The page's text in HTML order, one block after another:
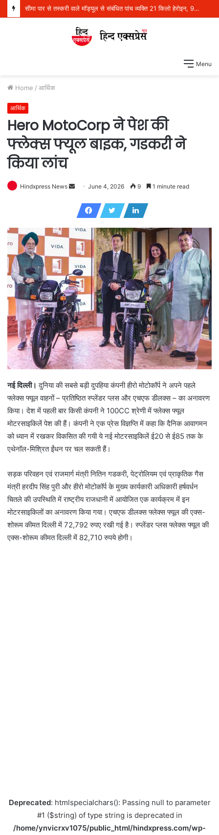
सीमा पार से तस्करी वाले मॉड्यूल से संबंधित पांच व्यक्ति 21 किलो हेरोइन, 970 ग्राम आईसीई और एक पिस्तौल सहित गिरफ्तार
Menu
Home / आर्थिक
आर्थिक
Hero MotoCorp ने पेश की
फ्लेक्स फ्यूल बाइक, गडकरी ने
किया लांच
Hindxpress News
a
n
e
m
a
i
l
June 4, 2026 9 1 minute read
नई दिल्ली। दुनिया की सबसे बड़ी दुपहिया कंपनी हीरो मोटोकॉर्प ने अपने पहले
फ्लेक्स फ्यूल वाहनों – प्रतिष्ठित स्प्लेंडर प्लस और एचएफ डीलक्स – का अनावरण
किया। देश में पहली बार किसी कंपनी ने 100CC श्रेणी में फ्लेक्स फ्यूल
मोटरसाइकिलें पेश की हैं। कंपनी ने एक प्रेस विज्ञप्ति में कहा कि दैनिक आवागमन
को ध्यान में रखकर विकसित की गयी ये नई मोटरसाइकिलें ई20 से ई85 तक के
एथेनॉल-मिश्रित ईंधन पर चल सकती हैं।
सड़क परिवहन एवं राजमार्ग मंत्री नितिन गडकरी, पेट्रोलियम एवं प्राकृतिक गैस
मंत्री हरदीप सिंह पुरी और हीरो मोटोकॉर्प के मुख्य कार्यकारी अधिकारी हर्षवर्धन
चितले की उपस्थिति में राष्ट्रीय राजधानी में आयोजित एक कार्यक्रम में इन
मोटरसाइकिलों का अनावरण किया गया। एचएफ डीलक्स फ्लेक्स फ्यूल की एक्स-
शोरूम कीमत दिल्ली में 72,792 रुपए रखी गई है। स्प्लेंडर प्लस फ्लेक्स फ्यूल की
एक्स-शोरूम कीमत दिल्ली में 82,710 रुपये होगी।
Deprecated: htmlspecialchars(): Passing null to parameter
#1 ($string) of type string is deprecated in
/home/ynvicrxv1075/public_html/hindxpress.com/wp-